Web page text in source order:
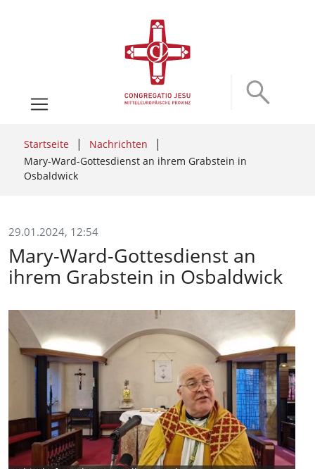
Startseite
Nachrichten
Mary-Ward-Gottesdienst an ihrem Grabstein in
Osbaldwick
29.01.2024, 12:54
Mary-Ward-Gottesdienst an
ihrem Grabstein in Osbaldwick